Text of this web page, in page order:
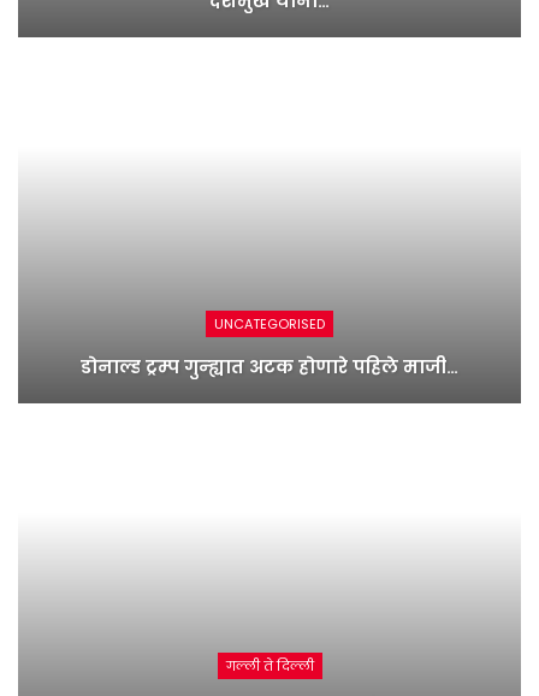
UNCATEGORISED
डोनाल्ड ट्रम्प गुन्ह्यात अटक होणारे पहिले माजी…
गल्ली ते दिल्ली